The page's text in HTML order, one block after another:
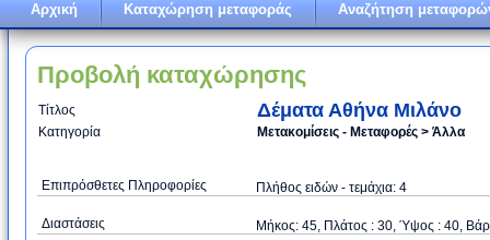
Αρχική Καταχώρηση μεταφοράς Αναζήτηση
Προβολή καταχώρησης
Τίτλος Δέματα Αθήνα Μιλάνο
Κατηγορία Μετακομίσεις - Μεταφορές > Άλλα
Επιπρόσθετες Πληροφορίες Πλήθος ειδών - τεμάχια: 4
Διαστάσεις Μήκος: 45, Πλάτος : 30, Ύψος : 40,